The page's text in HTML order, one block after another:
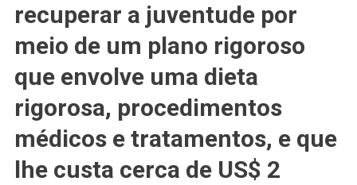
#MILHÕES
De
Reais
Para
#FÍSICO
#18
recuperar a juventude por
meio de um plano rigoroso
que envolve uma dieta
rigorosa, procedimentos
médicos e tratamentos, e que
lhe custa cerca de US$ 2